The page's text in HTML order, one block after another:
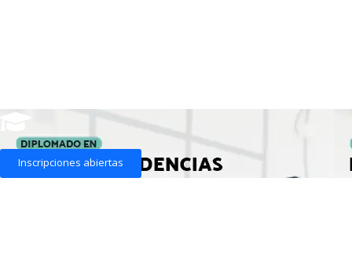
Inscripciones abiertas